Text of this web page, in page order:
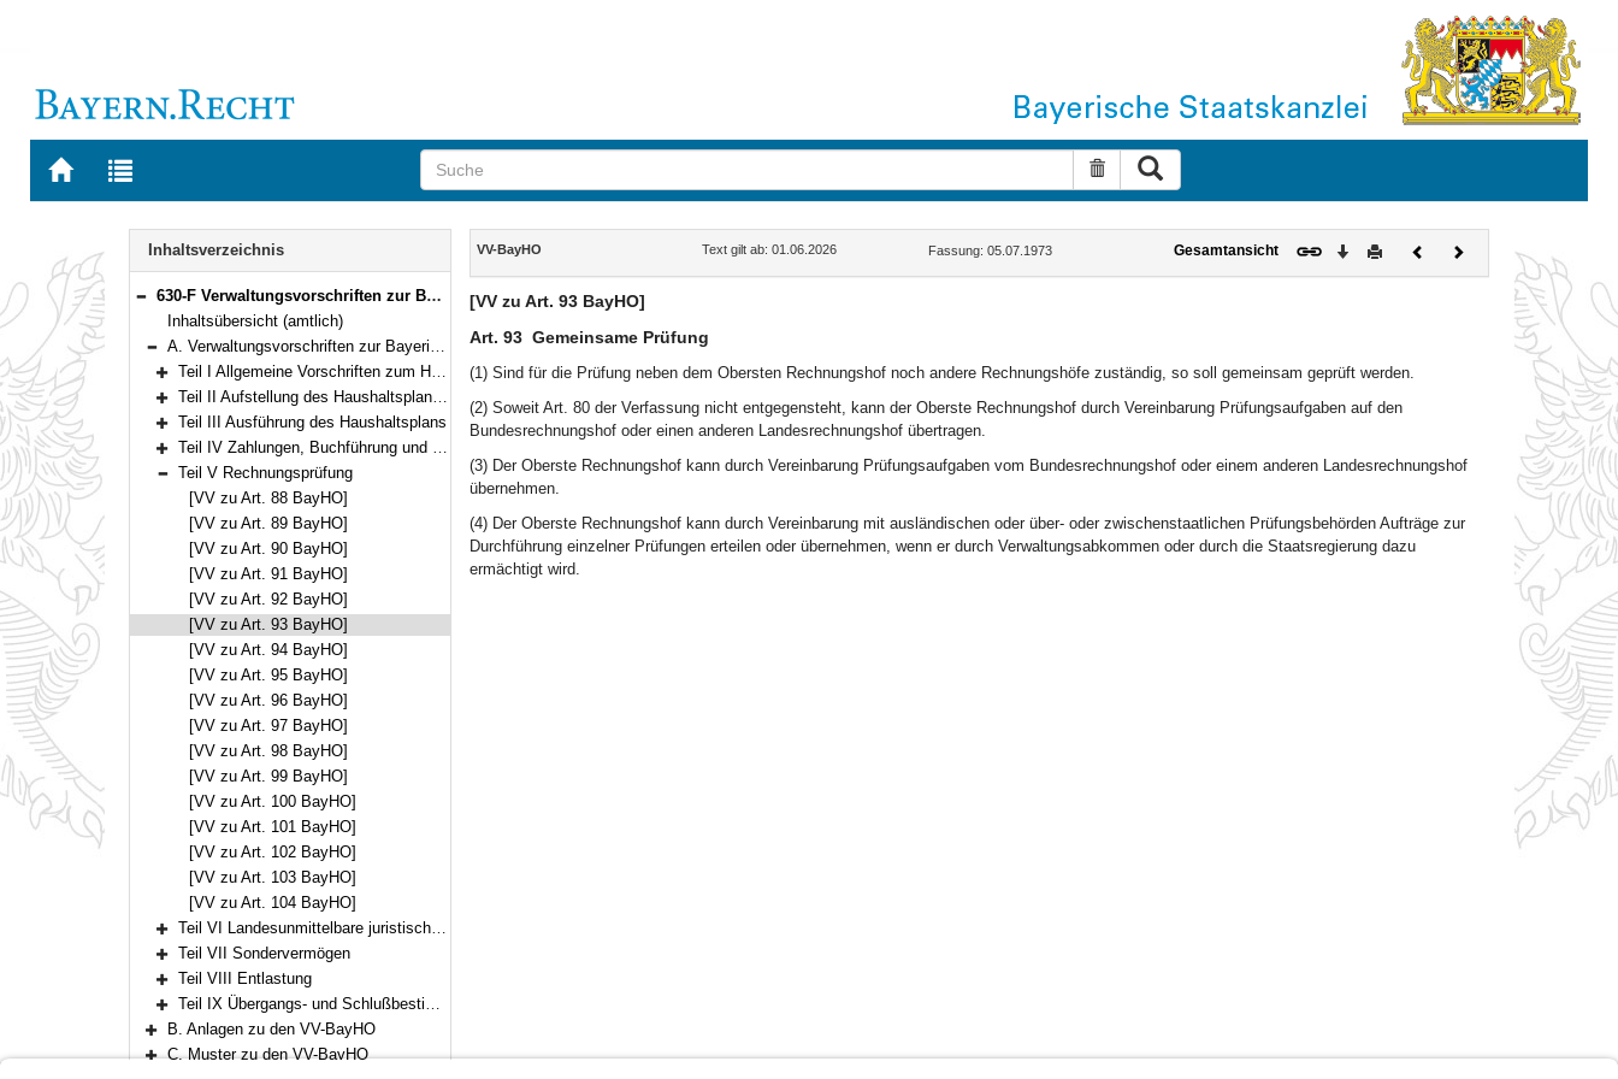
Zur
BAYERN.RECHT
Zur
letzten
Suche zurücksetzen
Navigation
Inhaltsverzeichnis
Bereich reduzieren
630-F Verwaltungsvorschriften zur Bayerischen Haushaltsordnung (VV-BayHO) Bekanntmachung des Bayerischen Staatsministeriums der Finanzen vom 5. Juli 1973, Az. 11 - H 1008/1 - 34 646 (FMBl. S. 259)
Inhaltsübersicht (amtlich)
Bereich reduzieren
A. Verwaltungsvorschriften zur Bayerischen Haushaltsordnung (VV-BayHO)
Bereich erweitern
Teil I Allgemeine Vorschriften zum Haushaltsplan
Bereich erweitern
Teil II Aufstellung des Haushaltsplans und des Finanzplans
Bereich erweitern
Teil III Ausführung des Haushaltsplans
Bereich erweitern
Teil IV Zahlungen, Buchführung und Rechnungslegung
Bereich reduzieren
Teil V Rechnungsprüfung
[VV zu Art. 88 BayHO]
[VV zu Art. 89 BayHO]
[VV zu Art. 90 BayHO]
[VV zu Art. 91 BayHO]
[VV zu Art. 92 BayHO]
[VV zu Art. 93 BayHO]
[VV zu Art. 94 BayHO]
[VV zu Art. 95 BayHO]
[VV zu Art. 96 BayHO]
[VV zu Art. 97 BayHO]
[VV zu Art. 98 BayHO]
[VV zu Art. 99 BayHO]
[VV zu Art. 100 BayHO]
[VV zu Art. 101 BayHO]
[VV zu Art. 102 BayHO]
[VV zu Art. 103 BayHO]
[VV zu Art. 104 BayHO]
Bereich erweitern
Teil VI Landesunmittelbare juristische Personen des öffentlichen Rechts
Bereich erweitern
Teil VII Sondervermögen
Bereich erweitern
Teil VIII Entlastung
Bereich erweitern
Teil IX Übergangs- und Schlußbestimmungen
Bereich erweitern
B. Anlagen zu den VV-BayHO
C. Muster zu den VV-BayHO
Inhalt
VV-BayHO Text gilt ab: 01.06.2026 Fassung: 05.07.1973 Gesamtansicht Download
DruckenVorherigesNächstes
Dokument
[VV zu Art. 93 BayHO]
Art. 93 Gemeinsame Prüfung
(1) Sind für die Prüfung neben dem Obersten Rechnungshof noch andere Rechnungshöfe zuständig, so soll gemeinsam geprüft werden.
(2) Soweit Art. 80 der Verfassung nicht entgegensteht, kann der Oberste Rechnungshof durch Vereinbarung Prüfungsaufgaben auf den
Bundesrechnungshof oder einen anderen Landesrechnungshof übertragen.
(3) Der Oberste Rechnungshof kann durch Vereinbarung Prüfungsaufgaben vom Bundesrechnungshof oder einem anderen Landesrechnungshof
übernehmen.
(4) Der Oberste Rechnungshof kann durch Vereinbarung mit ausländischen oder über- oder zwischenstaatlichen Prüfungsbehörden Aufträge zur
Durchführung einzelner Prüfungen erteilen oder übernehmen, wenn er durch Verwaltungsabkommen oder durch die Staatsregierung dazu
ermächtigt wird.